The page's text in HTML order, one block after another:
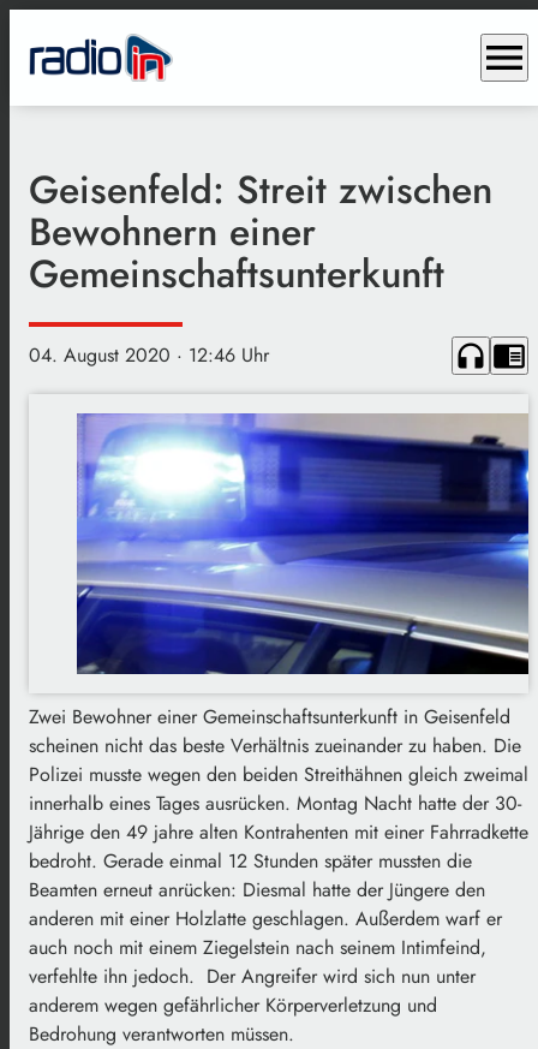
menu
Geisenfeld: Streit zwischen
Bewohnern einer
Gemeinschaftsunterkunft
04. August 2020 · 12:46 Uhr headphones chrome_reader_mode
Zwei Bewohner einer Gemeinschaftsunterkunft in Geisenfeld
scheinen nicht das beste Verhältnis zueinander zu haben. Die
Polizei musste wegen den beiden Streithähnen gleich zweimal
innerhalb eines Tages ausrücken. Montag Nacht hatte der 30-
Jährige den 49 jahre alten Kontrahenten mit einer Fahrradkette
bedroht. Gerade einmal 12 Stunden später mussten die
Beamten erneut anrücken: Diesmal hatte der Jüngere den
anderen mit einer Holzlatte geschlagen. Außerdem warf er
auch noch mit einem Ziegelstein nach seinem Intimfeind,
verfehlte ihn jedoch. Der Angreifer wird sich nun unter
anderem wegen gefährlicher Körperverletzung und
Bedrohung verantworten müssen.